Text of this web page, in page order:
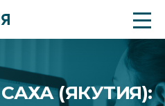
(ЯКУТИЯ):